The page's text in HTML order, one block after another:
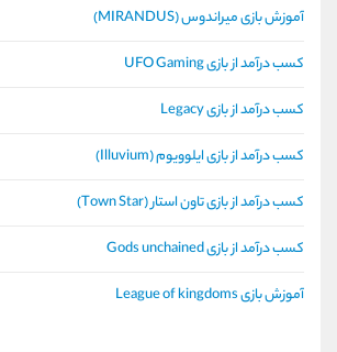
آموزش بازی میراندوس (MIRANDUS)
کسب درآمد از بازی UFO Gaming
کسب درآمد از بازی Legacy
کسب درآمد از بازی ایلوویوم (Illuvium)
کسب درآمد از بازی تاون استار (Town Star)
کسب درآمد از بازی Gods unchained
آموزش بازی League of kingdoms